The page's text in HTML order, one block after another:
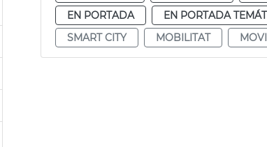
EN PORTADA
EN PORTADA
SMART CITY
MOBILITAT